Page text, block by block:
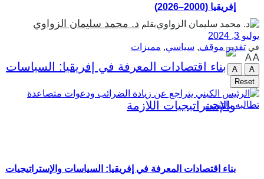
إفريقيا (2000–2026)
بناء اقتصادات المعرفة في إفريقيا: السياسات والإستراتيجيات
بقلم د. محمد سليمان الزواوي
يوليو 3, 2024
في تقدير موقف, سياسي, مميزات
AA
A
A
Reset